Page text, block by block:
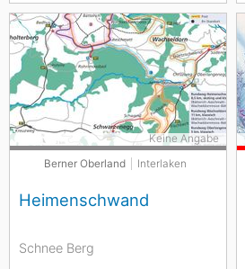
Berner Oberland Interlaken
Heimenschwand
Keine Angabe
Schnee Berg